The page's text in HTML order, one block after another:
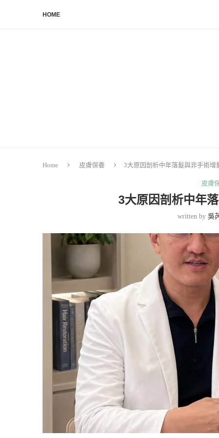
HOME
Home 皮膚保養 3大原因剖析中年落髮與非手術增
皮膚
3大原因剖析中年
written by 吳